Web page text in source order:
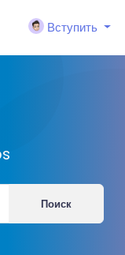
Вступить
Поиск